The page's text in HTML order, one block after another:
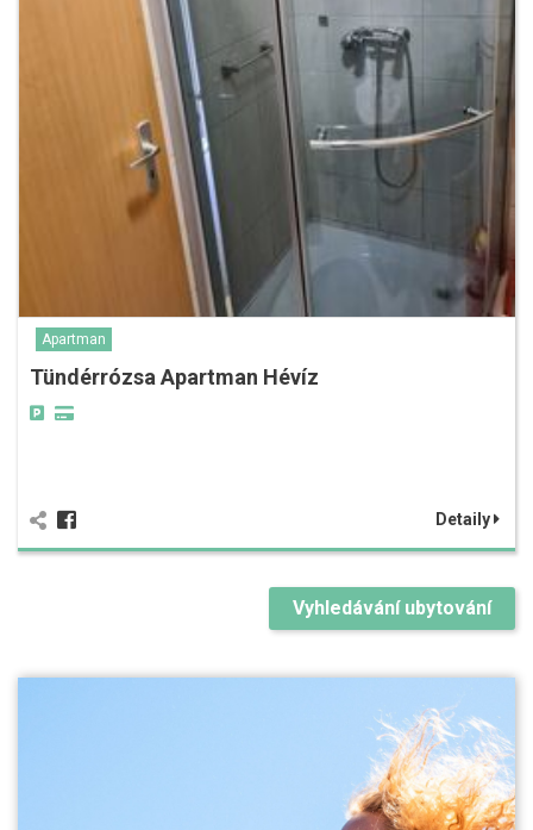
Apartman
Tündérrózsa Apartman Hévíz
Detaily
Vyhledávání ubytování